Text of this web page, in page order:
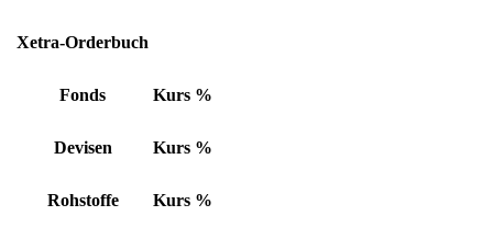
Xetra-Orderbuch
Fonds Kurs %
Devisen Kurs %
Rohstoffe Kurs %